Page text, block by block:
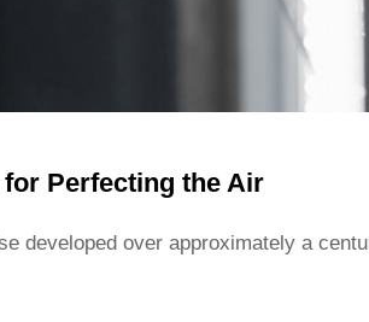
Perfecting the Air
developed over approximately a